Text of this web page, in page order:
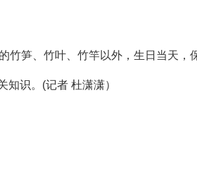
笋、竹叶、竹竿以外，生日当天，
识。(记者 杜潇潇）